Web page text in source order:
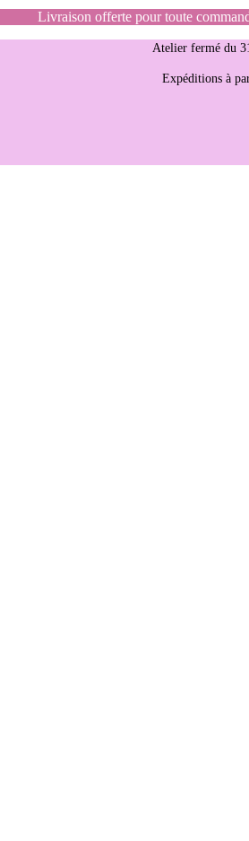
Livraison offerte pour toute
Atelier fermé du
Expéditions à